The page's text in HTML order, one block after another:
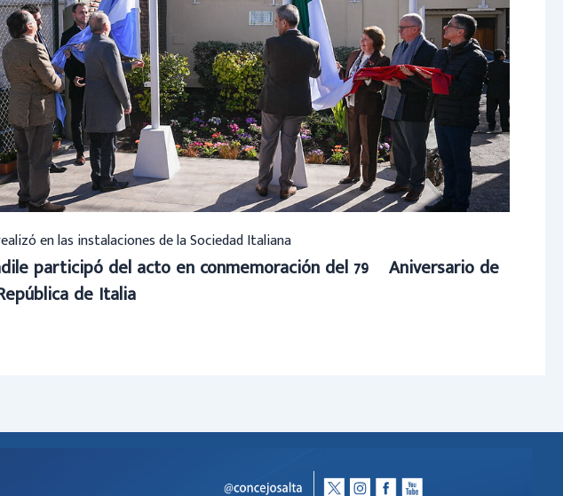
en las instalaciones de la Sociedad Italiana
participó del acto en conmemoración del 79º Aniversario de
de Italia